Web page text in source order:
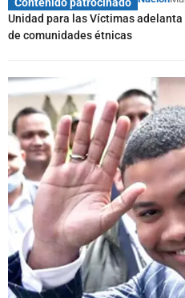
Unidad para las Víctimas
de comunidades étnicas